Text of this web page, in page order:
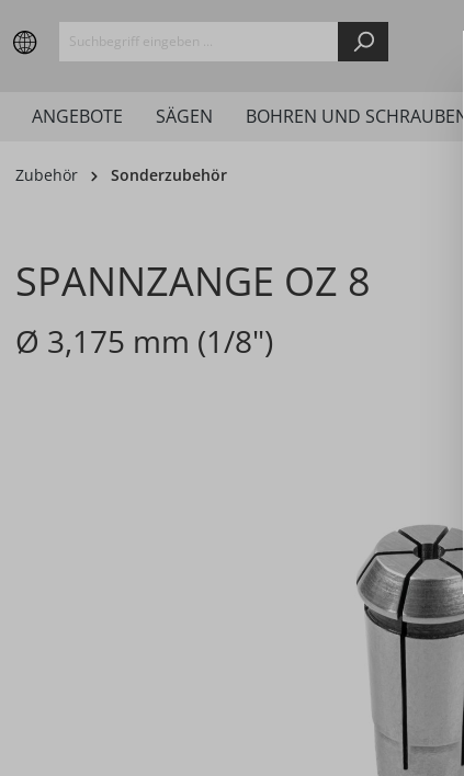
Zur Hauptnavigation springen
ANGEBOTE SÄGEN BOHREN UND SCHRAUBEN
Zubehör Sonderzubehör
SPANNZANGE OZ 8
Ø 3,175 mm (1/8")